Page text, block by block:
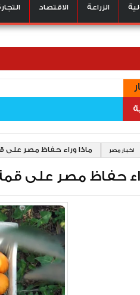
الزراعة الاقتصاد
اخبار مصر ماذا وراء حفاظ مصر على
حفاظ مصر على